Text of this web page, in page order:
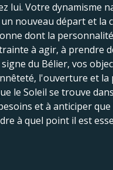
lui. Votre dynamisme
nouveau départ et la
dont la
à agir, à prendre
du Bélier, vos
l'ouverture et
le Soleil se trouve
et à anticiper
à quel point il est